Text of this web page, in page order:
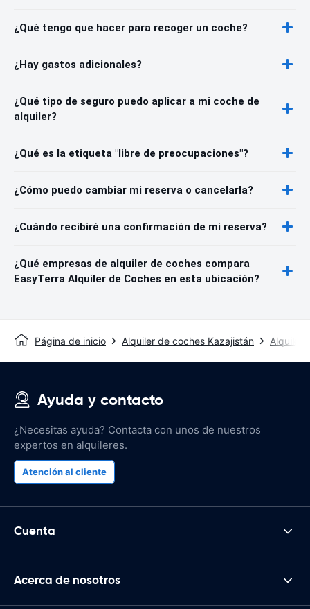
¿Qué tengo que hacer para recoger un coche?
¿Hay gastos adicionales?
¿Qué tipo de seguro puedo aplicar a mi coche de
alquiler?
¿Qué es la etiqueta "libre de preocupaciones"?
¿Cómo puedo cambiar mi reserva o cancelarla?
¿Cuándo recibiré una confirmación de mi reserva?
¿Qué empresas de alquiler de coches compara
EasyTerra Alquiler de Coches en esta ubicación?
Página de inicio Alquiler de coches Kazajistán Alquiler
Ayuda y contacto
¿Necesitas ayuda? Contacta con unos de nuestros
expertos en alquileres.
Atención al cliente
Cuenta
Acerca de nosotros